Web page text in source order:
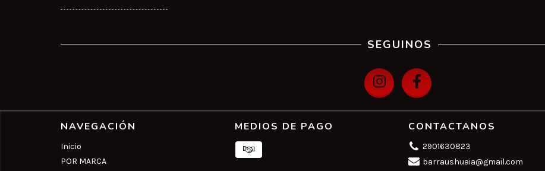
SEGUINOS
NAVEGACIÓN
Inicio
POR MARCA
MEDIOS DE PAGO CONTACTANOS
2901630823
barraushuaia@gmail.com